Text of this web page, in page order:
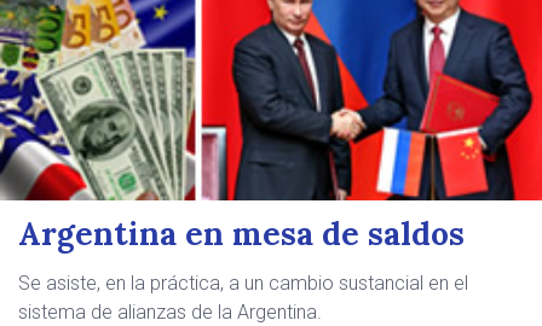
Argentina en mesa de saldos
Se asiste, en la práctica, a un cambio sustancial en el
sistema de alianzas de la Argentina.